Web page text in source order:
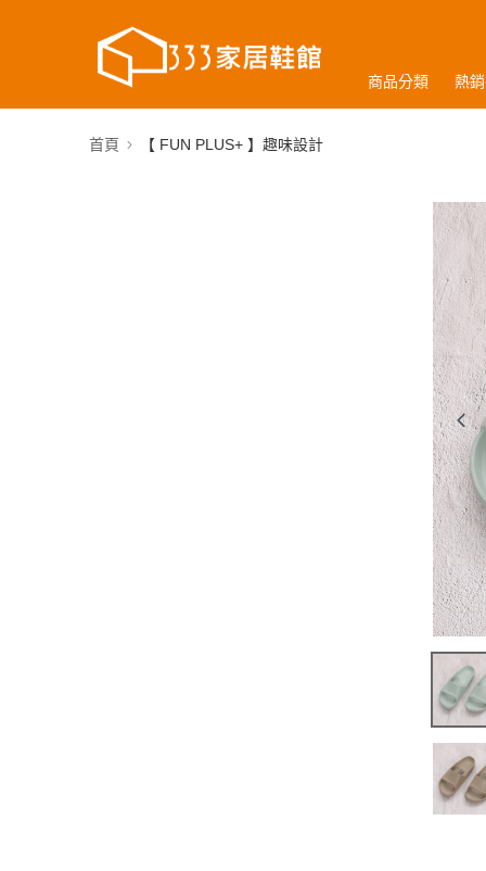
商品分類 熱
首頁 【 FUN PLUS+ 】趣味設計